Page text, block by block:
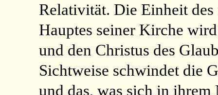
Relativität. Die Einheit
Hauptes seiner Kirche
und den Christus des
Sichtweise schwindet die
und das, was sich in